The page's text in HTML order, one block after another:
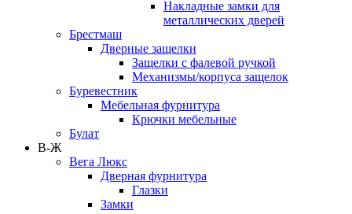
Накладные замки для
металлических дверей
Брестмаш
Дверные защелки
Защелки с фалевой ручкой
Механизмы/корпуса защелок
Буревестник
Мебельная фурнитура
Крючки мебельные
Булат
В-Ж
Вега Люкс
Дверная фурнитура
Глазки
Замки